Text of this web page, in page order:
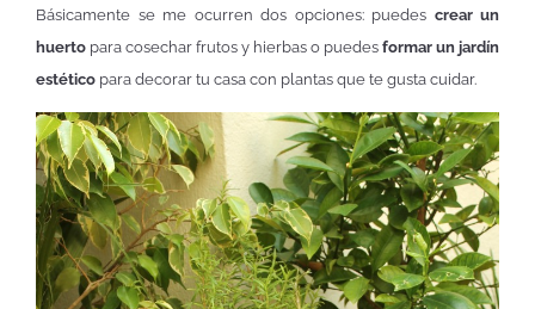
Básicamente se me ocurren dos opciones: puedes crear un
huerto para cosechar frutos y hierbas o puedes formar un jardín
estético para decorar tu casa con plantas que te gusta cuidar.